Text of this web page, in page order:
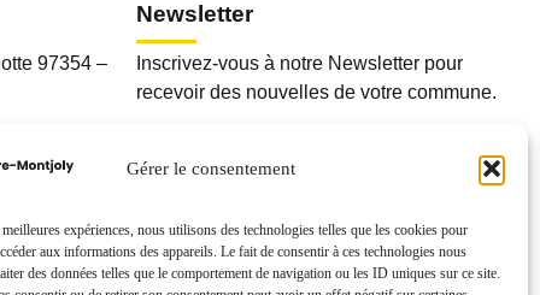
Gérer le consentement
expériences, nous utilisons des technologies telles que les cookies pour
aux informations des appareils. Le fait de consentir à ces technologies nous
des données telles que le comportement de navigation ou les ID uniques sur ce site.
97354 –
Newsletter
Inscrivez-vous à notre Newsletter pour
recevoir des nouvelles de votre commune.